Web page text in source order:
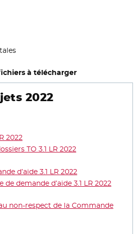
à télécharger
2022
2022- Nouvelle fenêtre
TO 3.1 LR 2022- Nouvelle fenêtre
d’aide 3.1 LR 2022- Nouvelle fenêtre
demande d’aide 3.1 LR 2022-
non-respect de la Commande